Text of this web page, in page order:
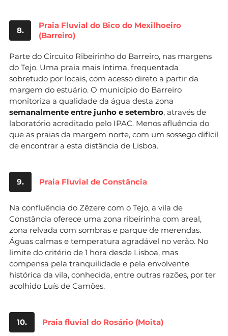
8.
Praia Fluvial do Bico do Mexilhoeiro
(Barreiro)
Parte do Circuito Ribeirinho do Barreiro, nas margens
do Tejo. Uma praia mais íntima, frequentada
sobretudo por locais, com acesso direto a partir da
margem do estuário. O município do Barreiro
monitoriza a qualidade da água desta zona
semanalmente entre junho e setembro, através de
laboratório acreditado pelo IPAC. Menos afluência do
que as praias da margem norte, com um sossego difícil
de encontrar a esta distância de Lisboa.
9. Praia Fluvial de Constância
Na confluência do Zêzere com o Tejo, a vila de
Constância oferece uma zona ribeirinha com areal,
zona relvada com sombras e parque de merendas.
Águas calmas e temperatura agradável no verão. No
limite do critério de 1 hora desde Lisboa, mas
compensa pela tranquilidade e pela envolvente
histórica da vila, conhecida, entre outras razões, por ter
acolhido Luís de Camões.
10. Praia fluvial do Rosário (Moita)